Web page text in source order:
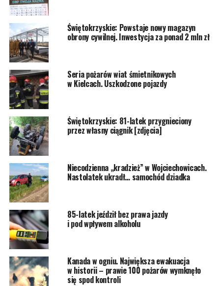
Świętokrzyskie: Powstaje nowy magazyn
obrony cywilnej. Inwestycja za ponad 2 mln zł
Seria pożarów wiat śmietnikowych
w Kielcach. Uszkodzone pojazdy
Świętokrzyskie: 81-latek przygnieciony
przez własny ciągnik [zdjęcia]
Niecodzienna „kradzież” w Wojciechowicach.
Nastolatek ukradł… samochód dziadka
85-latek jeździł bez prawa jazdy
i pod wpływem alkoholu
Kanada w ogniu. Największa ewakuacja
w historii – prawie 100 pożarów wymknęło
się spod kontroli